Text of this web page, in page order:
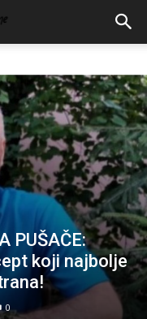
PUŠAČE:
koji najbolje
0